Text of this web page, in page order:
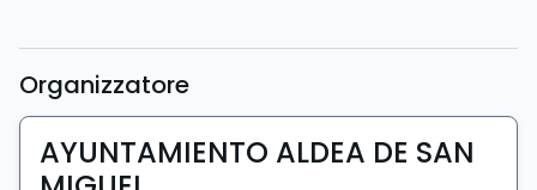
Organizzatore
AYUNTAMIENTO ALDEA DE SAN